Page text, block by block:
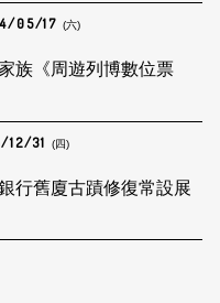
05/17 (六)
族《周遊列博數位票
12/31 (四)
行舊廈古蹟修復常設展